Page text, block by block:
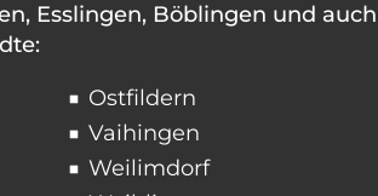
Esslingen, Böblingen und
Ostfildern
Vaihingen
Weilimdorf